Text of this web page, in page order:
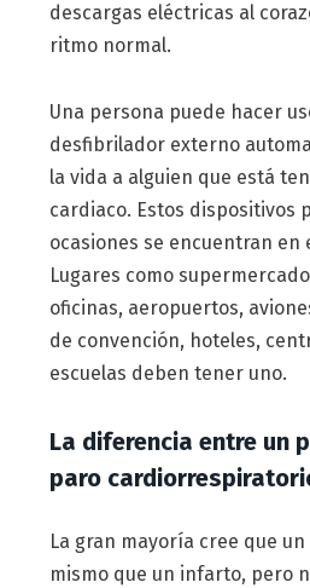
descargas eléctricas al
ritmo normal.
Una persona puede hacer
desfibrilador externo
la vida a alguien que está
cardiaco. Estos dispositivos
ocasiones se encuentran en
Lugares como
oficinas, aeropuertos,
de convención, hoteles,
escuelas deben tener uno.
La diferencia entre un
paro
La gran mayoría cree que
mismo que un infarto, pero